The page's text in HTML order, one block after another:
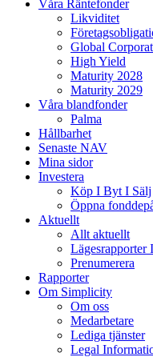
Våra Räntefonder
Likviditet
Global
High Yield
Maturity 2028
Maturity 2029
Våra blandfonder
Palma
Hållbarhet
Senaste NAV
Mina sidor
Investera
Köp I Byt I Sälj
Öppna
Aktuellt
Allt aktuellt
Lägesrapporter
Prenumerera
Rapporter
Om Simplicity
Om oss
Medarbetare
Lediga tjänster
Legal